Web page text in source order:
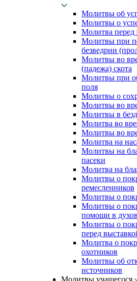
Молитвы об
Молитвы о
Молитва перед
Молитвы при
безведрии
Молитвы во
(падежа) скота
Молитвы при
поля
Молитвы о
Молитвы во
Молитвы в
Молитва во
Молитвы во
Молитва на
Молитвы на
пасеки
Молитва на
Молитвы о
ремесленников
Молитвы о
Молитвы о
помощи в
Молитвы о
перед
Молитва о
охотников
Молитвы об
источников
Молитвы учащегося